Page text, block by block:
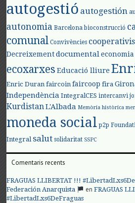
autogestió autogestión
autonomia Barcelona bioconstrucció
comunal Convivències
Decreixement documental economia
ecoxarxes Educació lliure
Enric Duran faircoin faircoop fira
Independència IntegralCES intercanvi
KurdistanL'Albada Memòria històrica
moneda social p2p
Integral salut solidaritat SSPC
Comentaris recents
FRAGUAS LLIBERTAT !!!
Federación Anarquista
enFRAGUAS
#LibertadLxs6DeFraguas